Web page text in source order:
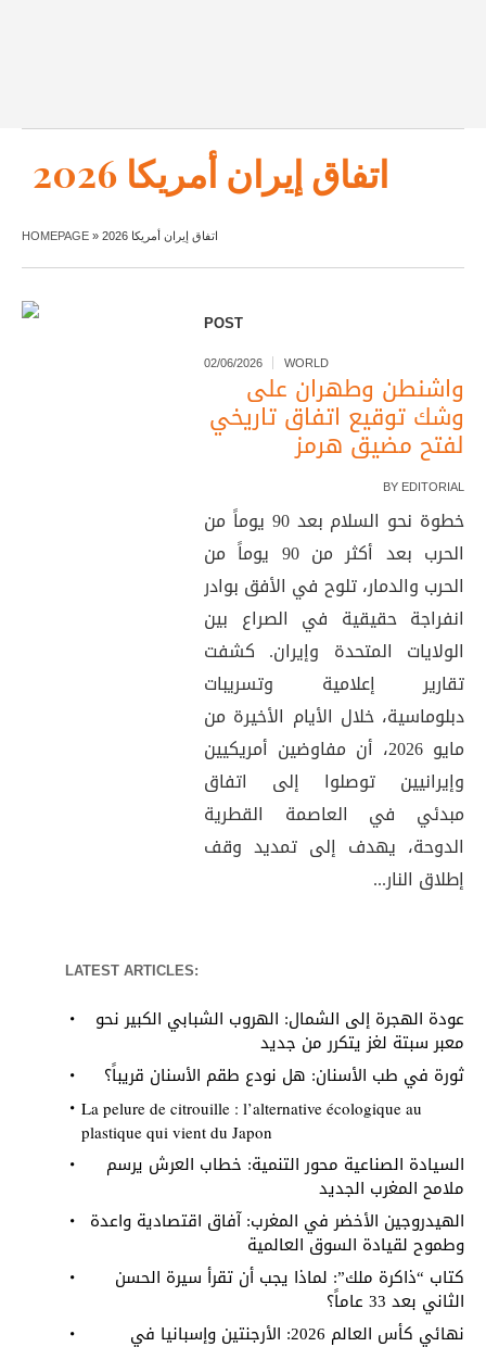
اتفاق إيران أمريكا 2026
HOMEPAGE » اتفاق إيران أمريكا 2026
POST
02/06/2026 WORLD
واشنطن وطهران على
وشك توقيع اتفاق تاريخي
لفتح مضيق هرمز
BY EDITORIAL
خطوة نحو السلام بعد 90 يوماً من
الحرب بعد أكثر من 90 يوماً من
الحرب والدمار، تلوح في الأفق بوادر
انفراجة حقيقية في الصراع بين
الولايات المتحدة وإيران. كشفت
تقارير إعلامية وتسريبات
دبلوماسية، خلال الأيام الأخيرة من
مايو 2026، أن مفاوضين أمريكيين
وإيرانيين توصلوا إلى اتفاق
مبدئي في العاصمة القطرية
الدوحة، يهدف إلى تمديد وقف
إطلاق النار...
LATEST ARTICLES:
عودة الهجرة إلى الشمال: الهروب الشبابي الكبير نحو
معبر سبتة لغز يتكرر من جديد
ثورة في طب الأسنان: هل نودع طقم الأسنان قريباً؟
La pelure de citrouille : l’alternative écologique au
plastique qui vient du Japon
السيادة الصناعية محور التنمية: خطاب العرش يرسم
ملامح المغرب الجديد
الهيدروجين الأخضر في المغرب: آفاق اقتصادية واعدة
وطموح لقيادة السوق العالمية
كتاب “ذاكرة ملك”: لماذا يجب أن تقرأ سيرة الحسن
الثاني بعد 33 عاماً؟
نهائي كأس العالم 2026: الأرجنتين وإسبانيا في